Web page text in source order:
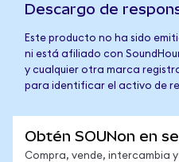
Descargo de
Este producto no ha sido
ni está afiliado con
y cualquier otra marca
para identificar el activo de
Obtén SOUNon en
Compra, vende, intercambia